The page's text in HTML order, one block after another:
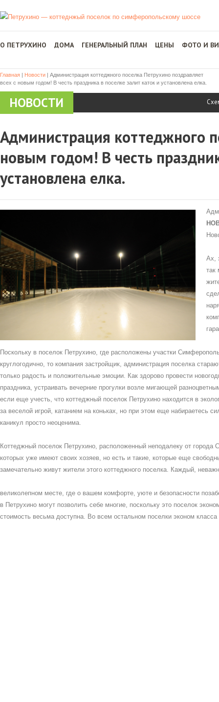
О ПЕТРУХИНО ДОМА ГЕНЕРАЛЬНЫЙ ПЛАН ЦЕНЫ ФОТО И
Главная | Новости | Администрация коттеджного поселка Петрухино поздравляет
всех с новым годом! В честь праздника в поселке залит каток и установлена елка.
НОВОСТИ
Администрация коттеджного
новым годом! В честь
установлена елка.
Ах,
так
Поскольку в поселок Петрухино, где расположены участки
круглогодично, то компания застройщик, администрация поселка
только радость и положительные эмоции. Как здорово провести
праздника, устраивать вечерние прогулки возле мигающей
если еще учесть, что коттеджный поселок Петрухино находится в
за веселой игрой, катанием на коньках, но при этом еще набираетесь
каникул просто неоценима.
Коттеджный поселок Петрухино, расположенный неподалеку от города
которых уже имеют своих хозяев, но есть и такие, которые еще
замечательно живут жители этого коттеджного поселка. Каждый,
великолепном месте, где о вашем комфорте, уюте и безопасности
в Петрухино могут позволить себе многие, поскольку это поселок
стоимость весьма доступна. Во всем остальном поселки эконом